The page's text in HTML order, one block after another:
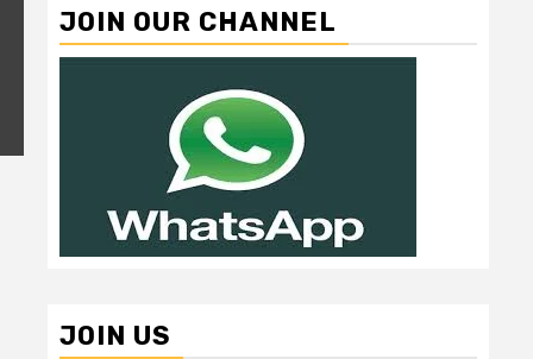
JOIN OUR CHANNEL
JOIN US